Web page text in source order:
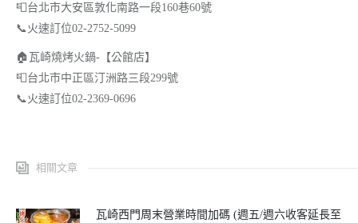
📮 台北市大安區敦化南路一段160巷60號
📞火速訂位02-2752-5099
🏠 瓦崎燒烤火鍋-【公館店】
📮 台北市中正區汀洲路三段299號
📞火速訂位02-2369-0696
相關文章
瓦崎西門周末營業時間加碼 (週五/週六收客延長至